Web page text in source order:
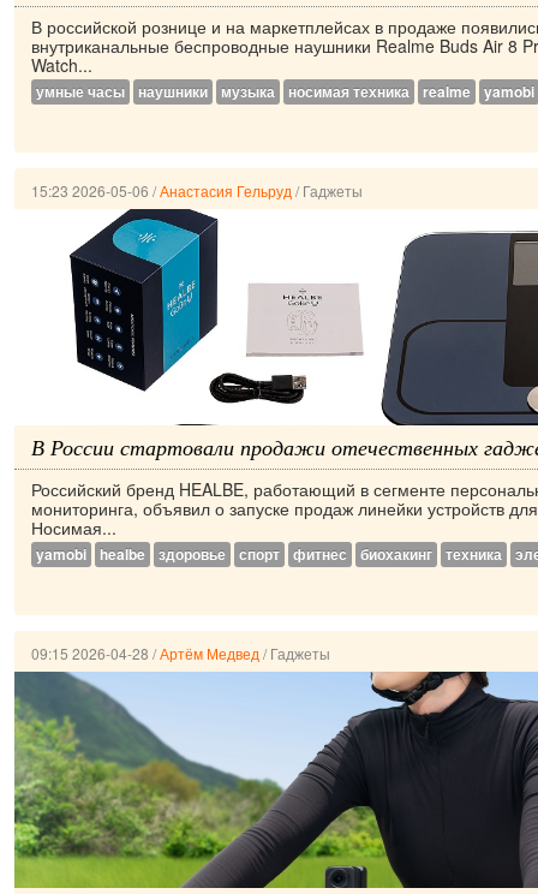
В российской рознице и на маркетплейсах в продаже
внутриканальные беспроводные наушники Realme Buds Air 8
Watch...
умные часы наушники музыка носимая техника realme yamobi
15:23 2026-05-06 /Анастасия Гельруд /Гаджеты
В России стартовали продажи отечественных
Российский бренд HEALBE, работающий в сегменте
мониторинга, объявил о запуске продаж линейки устройств
Носимая...
yamobi healbe здоровье спорт фитнес биохакинг техника
09:15 2026-04-28 /Артём Медвед /Гаджеты